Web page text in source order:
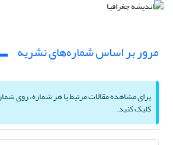
مرور بر اساس شماره‌های نشریه
برای مشاهده مقالات مرتبط با هر شماره، روی
کلیک کنید.